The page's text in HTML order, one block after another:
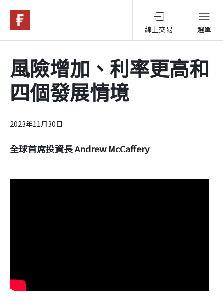
線上交易 選單
基金與配息
永續投資
投資洞見
風險增加、利率更高和
四個發展情境
2023年11月30日
全球首席投資長 Andrew McCaffery